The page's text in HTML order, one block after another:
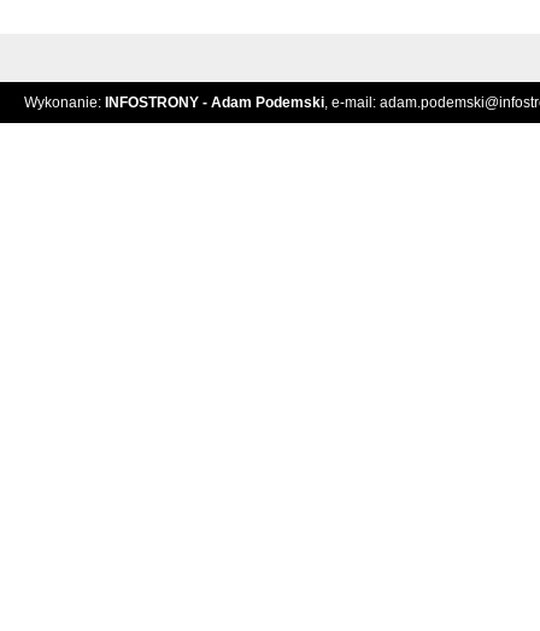
Wykonanie: INFOSTRONY - Adam Podemski, e-mail: